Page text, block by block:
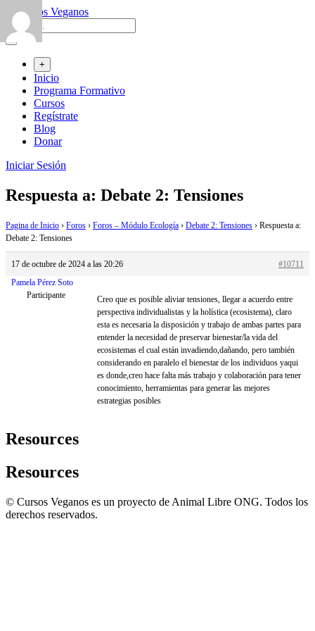
Saltar
al
contenido
+
Inicio
Programa Formativo
Cursos
Regístrate
Blog
Donar
Iniciar Sesión
Respuesta a: Debate 2: Tensiones
Pagina de Inicio › Foros › Foros – Módulo Ecología › Debate 2: Tensiones › Respuesta a:
Debate 2: Tensiones
17 de octubre de 2024 a las 20:26
#10711
Pamela Pérez Soto
Participante
Creo que es posible aliviar tensiones, llegar a acuerdo entre
perspectiva individualistas y la holística (ecosistema), claro
esta es necesaria la disposición y trabajo de ambas partes para
entender la necesidad de preservar bienestar/la vida del
ecosistemas el cual están invadiendo,dañando, pero también
considerando en paralelo el bienestar de los individuos yaqui
es donde,creo hace falta más trabajo y colaboración para tener
conocimiento, herramientas para generar las mejores
estrategias posibles
Resources
Resources
© Cursos Veganos es un proyecto de Animal Libre ONG. Todos los
derechos reservados.